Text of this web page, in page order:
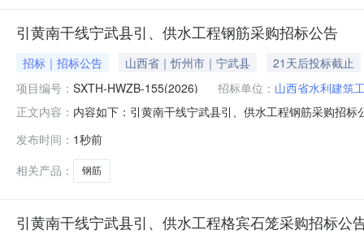
引黄南干线宁武县引、供水工程钢筋采购招标公告
招标｜招标公告 山西省｜忻州市｜宁武县
21天后投标截止
项目编号： SXTH-HWZB-155(2026) 招标单位： 山西省水利建筑
正文内容： 内容如下：引黄南干线宁武县引、供水工程钢筋采购招
M1401000155A00591）进行公开招标。2项目概况与招
电设备及
发布时间： 1秒前
相关产品：
钢筋
引黄南干线宁武县引、供水工程格宾石笼采购招标公